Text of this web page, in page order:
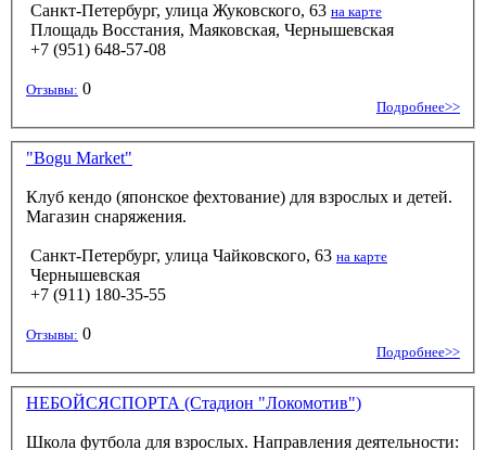
Санкт-Петербург, улица Жуковского, 63 на карте
Площадь Восстания, Маяковская, Чернышевская
+7 (951) 648-57-08
Отзывы: 0
Подробнее>>
"Bogu Market"
Клуб кендо (японское фехтование) для взрослых и детей.
Магазин снаряжения.
Санкт-Петербург, улица Чайковского, 63 на карте
Чернышевская
+7 (911) 180-35-55
Отзывы: 0
Подробнее>>
НЕБОЙСЯСПОРТА (Стадион "Локомотив")
Школа футбола для взрослых. Направления деятельности: